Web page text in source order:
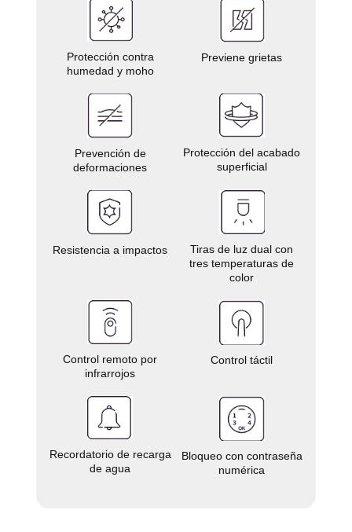
Protección contra
humedad y moho
Previene grietas
Prevención de
deformaciones
Protección del acabado
superficial
Resistencia a impactos
Tiras de luz dual con
tres temperaturas de
color
Control remoto por
infrarrojos
Control táctil
Recordatorio de recarga
de agua
Bloqueo con contraseña
numérica